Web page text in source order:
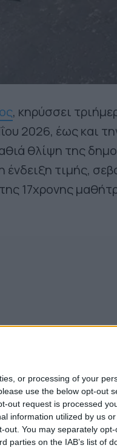
or processing of your
use the below opt-out
out request is processed
information utilized by us
You may separately
parties on the IAB’s list of
, κηρύσσει
2026, έως και
θλίψη της
ένδειξη τιμής,
17χρονης
κτίρια του